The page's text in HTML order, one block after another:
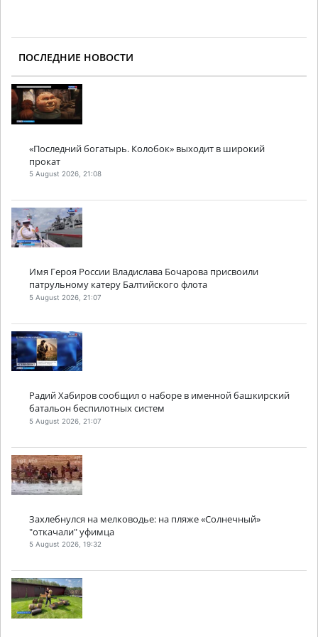
ПОСЛЕДНИЕ НОВОСТИ
«Последний богатырь. Колобок» выходит в широкий
прокат
5 August 2026, 21:08
Имя Героя России Владислава Бочарова присвоили
патрульному катеру Балтийского флота
5 August 2026, 21:07
Радий Хабиров сообщил о наборе в именной башкирский
батальон беспилотных систем
5 August 2026, 21:07
Захлебнулся на мелководье: на пляже «Солнечный»
"откачали" уфимца
5 August 2026, 19:32